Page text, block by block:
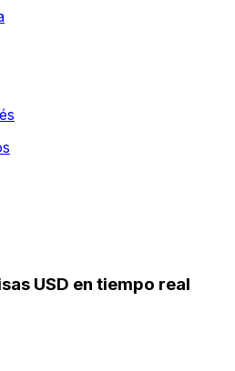
USD en tiempo real